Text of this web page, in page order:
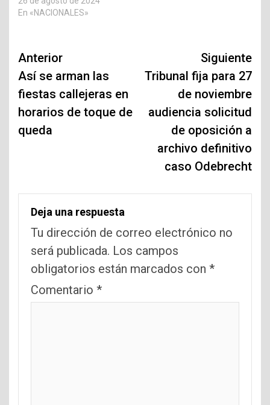
En «NACIONALES»
Navegación
de
entradas
Anterior
Así se arman las
fiestas callejeras en
horarios de toque de
queda
Siguiente
Tribunal fija para 27
de noviembre
audiencia solicitud
de oposición a
archivo definitivo
caso Odebrecht
Deja una respuesta
Tu dirección de correo electrónico no
será publicada. Los campos
obligatorios están marcados con *
Comentario *